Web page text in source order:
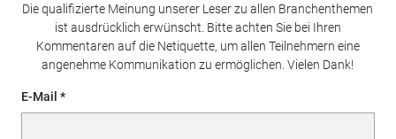
Die qualifizierte Meinung unserer Leser zu allen Branchenthemen
ist ausdrücklich erwünscht. Bitte achten Sie bei Ihren
Kommentaren auf die Netiquette, um allen Teilnehmern eine
angenehme Kommunikation zu ermöglichen. Vielen Dank!
E-Mail